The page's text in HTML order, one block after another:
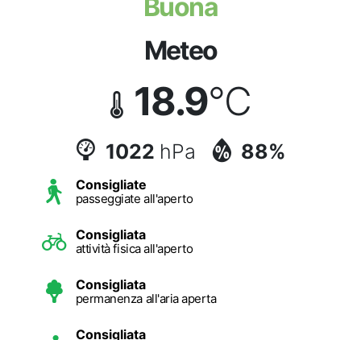
Buona
Meteo
18.9°C
1022 hPa 88%
Consigliate
passeggiate all'aperto
Consigliata
attività fisica all'aperto
Consigliata
permanenza all'aria aperta
Consigliata